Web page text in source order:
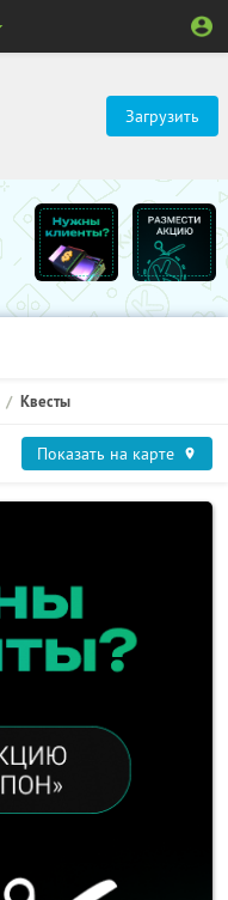
Загрузить
Квесты
Показать на карте